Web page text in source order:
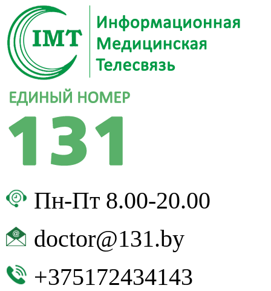
Пн-Пт 8.00-20.00
doctor@131.by
+375172434143